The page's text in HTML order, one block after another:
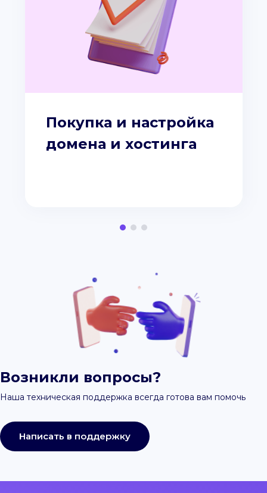
Покупка и настройка
домена и хостинга
Возникли вопросы?
Наша техническая поддержка всегда готова вам помочь
Написать в поддержку